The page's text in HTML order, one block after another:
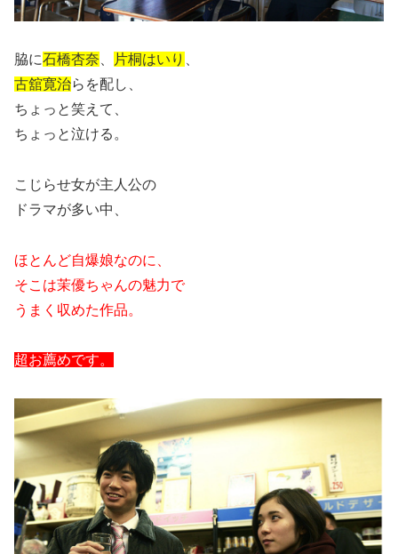
脇に石橋杏奈 片桐はいり
古舘寛治らを配し、
ちょっと笑えて、
ちょっと泣ける。
こじらせ女が主人公の
ドラマが多い中、
ほとんど自爆娘なのに、
そこは茉優ちゃんの魅力で
うまく収めた作品。
超お薦めです。